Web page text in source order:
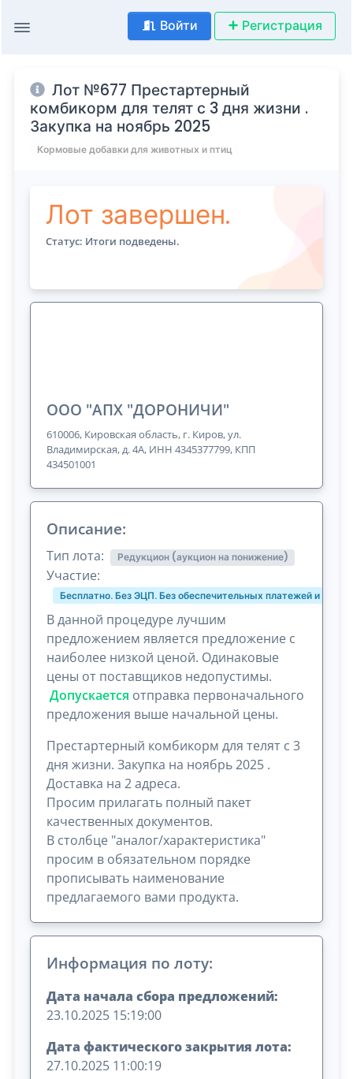
Войти Регистрация
Лот №677 Престартерный
комбикорм для телят с 3 дня жизни .
Закупка на ноябрь 2025
Кормовые добавки для животных и птиц
Лот завершен.
Статус: Итоги подведены.
ООО "АПХ "ДОРОНИЧИ"
610006, Кировская область, г. Киров, ул.
Владимирская, д. 4А, ИНН 4345377799, КПП
434501001
Описание:
Тип лота: Редукцион (аукцион на понижение)
Участие:
Бесплатно. Без ЭЦП. Без обеспечительных платежей и
В данной процедуре лучшим
предложением является предложение с
наиболее низкой ценой. Одинаковые
цены от поставщиков недопустимы.
Допускается отправка первоначального
предложения выше начальной цены.
Престартерный комбикорм для телят с 3
дня жизни. Закупка на ноябрь 2025 .
Доставка на 2 адреса.
Просим прилагать полный пакет
качественных документов.
В столбце "аналог/характеристика"
просим в обязательном порядке
прописывать наименование
предлагаемого вами продукта.
Информация по лоту:
Дата начала сбора предложений:
23.10.2025 15:19:00
Дата фактического закрытия лота:
27.10.2025 11:00:19